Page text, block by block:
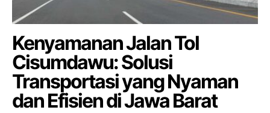
Kenyamanan Jalan Tol
Cisumdawu: Solusi
Transportasi yang Nyaman
dan Efisien di Jawa Barat